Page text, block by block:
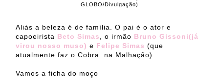
GLOBO/Divulgação)
Aliás a beleza é de família. O pai é o ator e
capoeirista Beto Simas, o irmão Bruno Gissoni(já
virou nosso muso) e Felipe Simas (que
atualmente faz o Cobra na Malhação)
Vamos a ficha do moço